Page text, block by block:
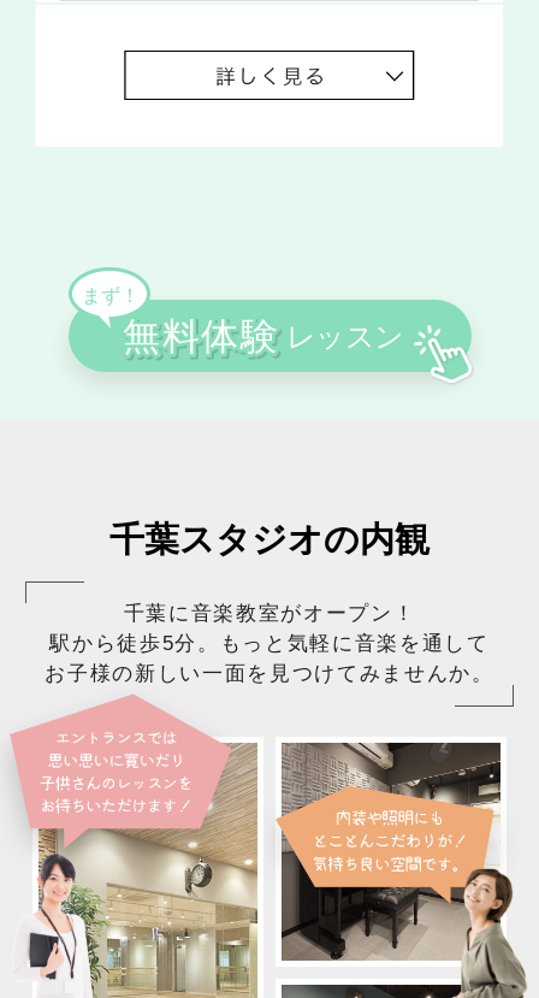
千葉スタジオの内観
千葉に音楽教室がオープン！
駅から徒歩5分。もっと気軽に音楽を通して
お子様の新しい一面を見つけてみませんか。